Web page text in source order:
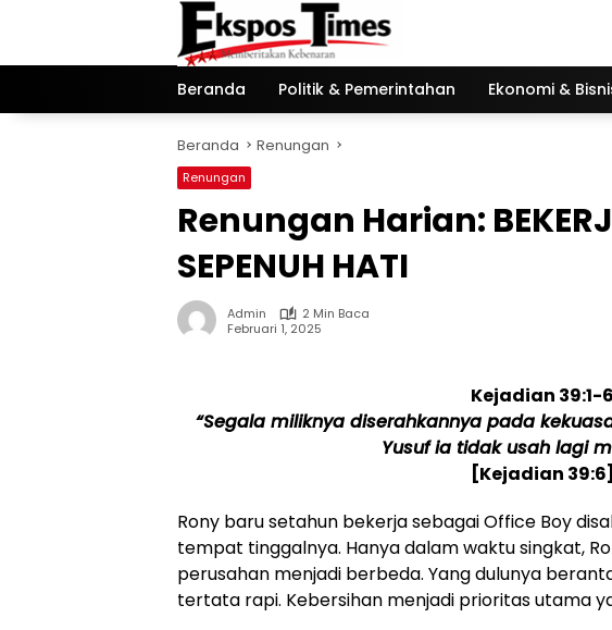
Beranda
Politik & Pemerintahan Ekonomi &
Beranda Renungan
Renungan
Renungan Harian:
SEPENUH HATI
Admin
2 Min Baca
Februari 1, 2025
Kejadian 39:1-6
“Segala miliknya diserahkannya pada
Yusuf ia tidak usah lagi
[Kejadian 39:6]
Rony baru setahun bekerja sebagai Office Boy
tempat tinggalnya. Hanya dalam waktu singkat,
perusahan menjadi berbeda. Yang dulunya
tertata rapi. Kebersihan menjadi prioritas utama